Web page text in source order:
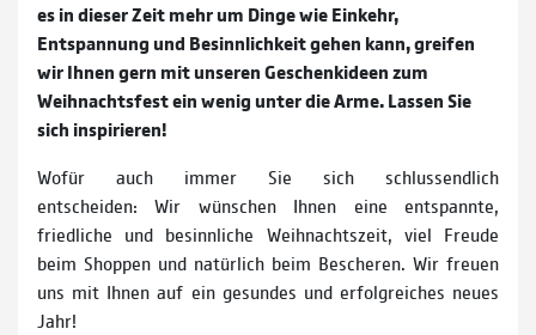
es in dieser Zeit mehr um Dinge wie Einkehr,
Entspannung und Besinnlichkeit gehen kann, greifen
wir Ihnen gern mit unseren Geschenkideen zum
Weihnachtsfest ein wenig unter die Arme. Lassen Sie
sich inspirieren!
Wofür auch immer Sie sich schlussendlich
entscheiden: Wir wünschen Ihnen eine entspannte,
friedliche und besinnliche Weihnachtszeit, viel Freude
beim Shoppen und natürlich beim Bescheren. Wir freuen
uns mit Ihnen auf ein gesundes und erfolgreiches neues
Jahr!